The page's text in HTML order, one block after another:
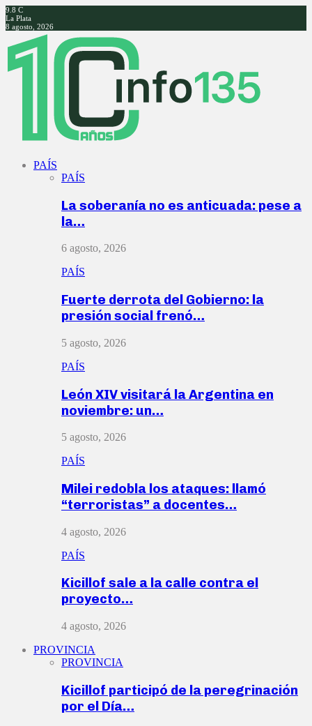
9.8 C
La Plata
8 agosto, 2026
Facebook
Twitter
Instagram
Youtube
PAÍS
PAÍS
La soberanía no es anticuada: pese a
la…
6 agosto, 2026
PAÍS
Fuerte derrota del Gobierno: la
presión social frenó…
5 agosto, 2026
PAÍS
León XIV visitará la Argentina en
noviembre: un…
5 agosto, 2026
PAÍS
Milei redobla los ataques: llamó
“terroristas” a docentes…
4 agosto, 2026
PAÍS
Kicillof sale a la calle contra el
proyecto…
4 agosto, 2026
PROVINCIA
PROVINCIA
Kicillof participó de la peregrinación
por el Día…